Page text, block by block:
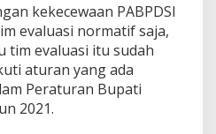
kekecewaan PABPDSI
evaluasi normatif saja,
tim evaluasi itu sudah
aturan yang ada
Peraturan Bupati
2021.